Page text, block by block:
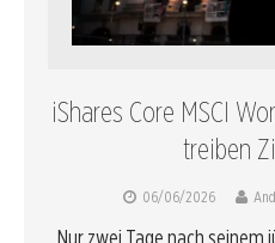
iShares Core MSCI
treiben
06/06/2026
Nur zwei Tage nach